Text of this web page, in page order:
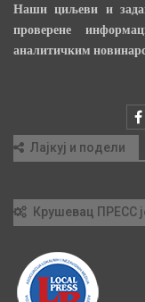
Наши циљеви и
проверене
аналитичким
Лајкуј и подели
Крушевац ПРЕСС